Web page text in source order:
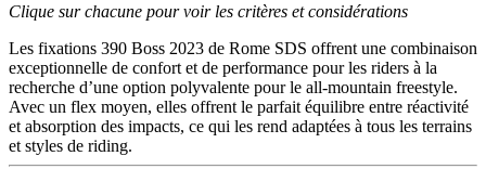
Clique sur chacune pour voir les critères et considérations
Les fixations 390 Boss 2023 de Rome SDS offrent une combinaison
exceptionnelle de confort et de performance pour les riders à la
recherche d’une option polyvalente pour le all-mountain freestyle.
Avec un flex moyen, elles offrent le parfait équilibre entre réactivité
et absorption des impacts, ce qui les rend adaptées à tous les terrains
et styles de riding.